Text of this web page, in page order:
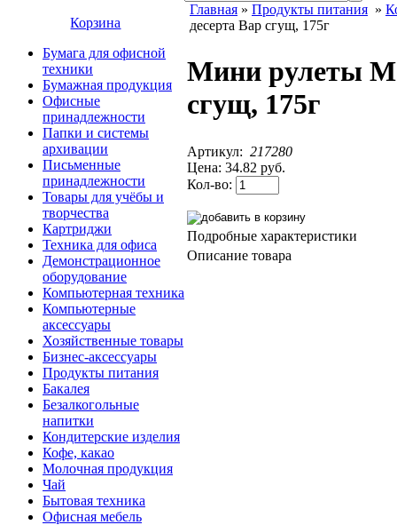
Корзина
Бумага для офисной
техники
Бумажная продукция
Офисные
принадлежности
Папки и системы
архивации
Письменные
принадлежности
Товары для учёбы и
творчества
Картриджи
Техника для офиса
Демонстрационное
оборудование
Компьютерная техника
Компьютерные
аксессуары
Хозяйственные товары
Бизнес-аксессуары
Продукты питания
Бакалея
Безалкогольные
напитки
Кондитерские изделия
Кофе, какао
Молочная продукция
Чай
Бытовая техника
Офисная мебель
Главная » Продукты питания »
десерта Вар сгущ, 175г
Мини рулеты
сгущ, 175г
Артикул: 217280
Цена: 34.82 руб.
Кол-во:
Подробные характеристики
Описание товара